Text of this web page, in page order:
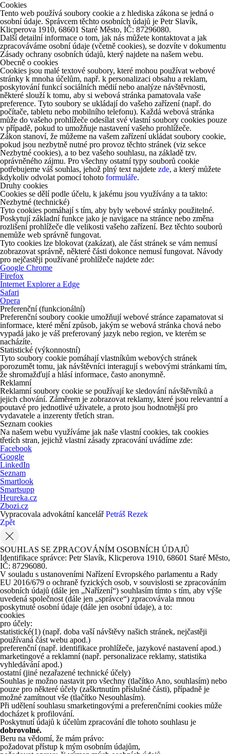
Cookies
Tento web používá soubory cookie a z hlediska zákona se jedná o
osobní údaje. Správcem těchto osobních údajů je Petr Slavík,
Klicperova 1910, 68601 Staré Město, IČ: 87296080.
Další detailní informace o tom, jak nás můžete kontaktovat a jak
zpracováváme osobní údaje (včetně cookies), se dozvíte v dokumentu
Zásady ochrany osobních údajů, který najdete na našem webu.
Obecně o cookies
Cookies jsou malé textové soubory, které mohou používat webové
stránky k mnoha účelům, např. k personalizaci obsahu a reklam,
poskytování funkcí sociálních médií nebo analýze návštěvnosti,
některé slouží k tomu, aby si webová stránka pamatovala vaše
preference. Tyto soubory se ukládají do vašeho zařízení (např. do
počítače, tabletu nebo mobilního telefonu). Každá webová stránka
může do vašeho prohlížeče odesílat své vlastní soubory cookies pouze
v případě, pokud to umožňuje nastavení vašeho prohlížeče.
Zákon stanoví, že můžeme na vašem zařízení ukládat soubory cookie,
pokud jsou nezbytně nutné pro provoz těchto stránek (viz sekce
Nezbytné cookies), a to bez vašeho souhlasu, na základě tzv.
oprávněného zájmu. Pro všechny ostatní typy souborů cookie
potřebujeme váš souhlas, jehož plný text najdete zde, a který můžete
kdykoliv odvolat pomocí tohoto formuláře.
Druhy cookies
Cookies se dělí podle účelu, k jakému jsou využívány a ta takto:
Nezbytné (technické)
Tyto cookies pomáhají s tím, aby byly webové stránky použitelné.
Poskytují základní funkce jako je navigace na stránce nebo změna
rozlišení prohlížeče dle velikosti vašeho zařízení. Bez těchto souborů
nemůže web správně fungovat.
Tyto cookies lze blokovat (zakázat), ale část stránek se vám nemusí
zobrazovat správně, některé části dokonce nemusí fungovat. Návody
pro nejčastěji používané prohlížeče najdete zde:
Google Chrome
Firefox
Internet Explorer a Edge
Safari
Opera
Preferenční (funkcionální)
Preferenční soubory cookie umožňují webové stránce zapamatovat si
informace, které mění způsob, jakým se webová stránka chová nebo
vypadá jako je váš preferovaný jazyk nebo region, ve kterém se
nacházíte.
Statistické (výkonnostní)
Tyto soubory cookie pomáhají vlastníkům webových stránek
porozumět tomu, jak návštěvníci interagují s webovými stránkami tím,
že shromažďují a hlásí informace, často anonymně.
Reklamní
Reklamní soubory cookie se používají ke sledování návštěvníků a
jejich chování. Záměrem je zobrazovat reklamy, které jsou relevantní a
poutavé pro jednotlivé uživatele, a proto jsou hodnotnější pro
vydavatele a inzerenty třetích stran.
Seznam cookies
Na našem webu využíváme jak naše vlastní cookies, tak cookies
třetích stran, jejichž vlastní zásady zpracování uvádíme zde:
Facebook
Google
LinkedIn
Seznam
Smartlook
Smartsupp
Heureka.cz
Zbozi.cz
Vypracovala advokátní kancelářPetráš Rezek
Zpět
SOUHLAS SE ZPRACOVÁNÍM OSOBNÍCH ÚDAJŮ
Identifikace správce: Petr Slavík, Klicperova 1910, 68601 Staré Město,
IČ: 87296080.
V souladu s ustanoveními Nařízení Evropského parlamentu a Rady
EU 2016/679 o ochraně fyzických osob, v souvislosti se zpracováním
osobních údajů (dále jen „Nařízení“) souhlasím tímto s tím, aby výše
uvedená společnost (dále jen „správce“) zpracovávala mnou
poskytnuté osobní údaje (dále jen osobní údaje), a to:
cookies
pro účely:
statistické(1) (např. doba vaší návštěvy našich stránek, nejčastěji
používaná část webu apod.)
preferenční (např. identifikace prohlížeče, jazykové nastavení apod.)
marketingové a reklamní (např. personalizace reklamy, statistika
vyhledávání apod.)
ostatní (jiné nezařazené technické účely)
Souhlas je možno nastavit pro všechny (tlačítko Ano, souhlasím) nebo
pouze pro některé účely (zaškrtnutím příslušné části), případně je
možné zamítnout vše (tlačítko Nesouhlasím).
Při udělení souhlasu smarketingovými a preferenčními cookies může
docházet k profilování.
Poskytnutí údajů k účelům zpracování dle tohoto souhlasu je
dobrovolné.
Beru na vědomí, že mám právo:
požadovat přístup k mým osobním údajům,